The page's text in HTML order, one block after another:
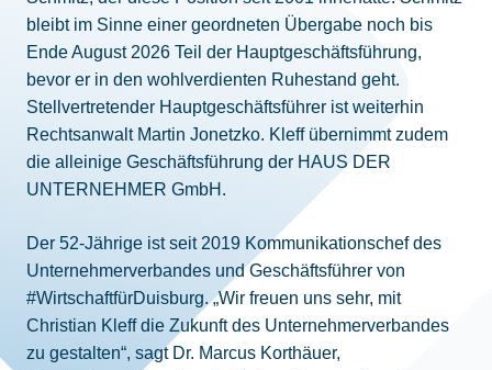
bleibt im Sinne einer geordneten Übergabe noch bis
Ende August 2026 Teil der Hauptgeschäftsführung,
bevor er in den wohlverdienten Ruhestand geht.
Stellvertretender Hauptgeschäftsführer ist weiterhin
Rechtsanwalt Martin Jonetzko. Kleff übernimmt zudem
die alleinige Geschäftsführung der HAUS DER
UNTERNEHMER GmbH.
Der 52-Jährige ist seit 2019 Kommunikationschef des
Unternehmerverbandes und Geschäftsführer von
#WirtschaftfürDuisburg. „Wir freuen uns sehr, mit
Christian Kleff die Zukunft des Unternehmerverbandes
zu gestalten“, sagt Dr. Marcus Korthäuer,